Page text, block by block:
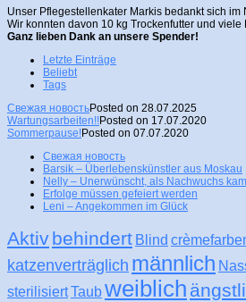
Unser Pflegestellenkater Markis bedankt sich
Wir konnten davon 10 kg Trockenfutter und
Ganz lieben Dank an unsere Spender!
Letzte Einträge
Beliebt
Tags
Свежая новостьPosted on 28.07.2025
Wartungsarbeiten!!Posted on 17.07.2020
Sommerpause!Posted on 07.07.2020
Свежая новость
Barsik – Überlebenskünstler aus Moskau
Nelly – Unerwünscht, als Nachwuchs kam
Erfolge müssen gefeiert werden
Leni – Angekommen im Glück
Aktivbehindert Blind
katzenverträglich männlich
sterilisiertTaubweiblich